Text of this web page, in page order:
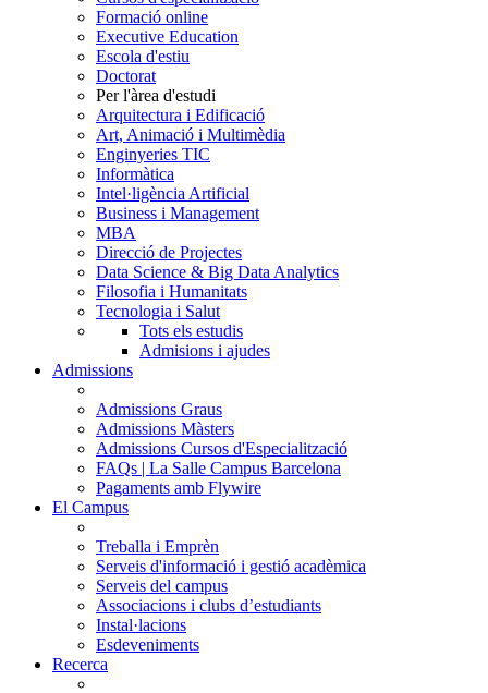
Formació online
Executive Education
Escola d'estiu
Doctorat
Per l'àrea d'estudi
Arquitectura i Edificació
Art, Animació i Multimèdia
Enginyeries TIC
Informàtica
Intel·ligència Artificial
Business i Management
MBA
Direcció de Projectes
Data Science & Big Data Analytics
Filosofia i Humanitats
Tecnologia i Salut
Tots els estudis
Admisions i ajudes
Admissions
Admissions Graus
Admissions Màsters
Admissions Cursos d'Especialització
FAQs | La Salle Campus Barcelona
Pagaments amb Flywire
El Campus
Treballa i Emprèn
Serveis d'informació i gestió acadèmica
Serveis del campus
Associacions i clubs d’estudiants
Instal·lacions
Esdeveniments
Recerca